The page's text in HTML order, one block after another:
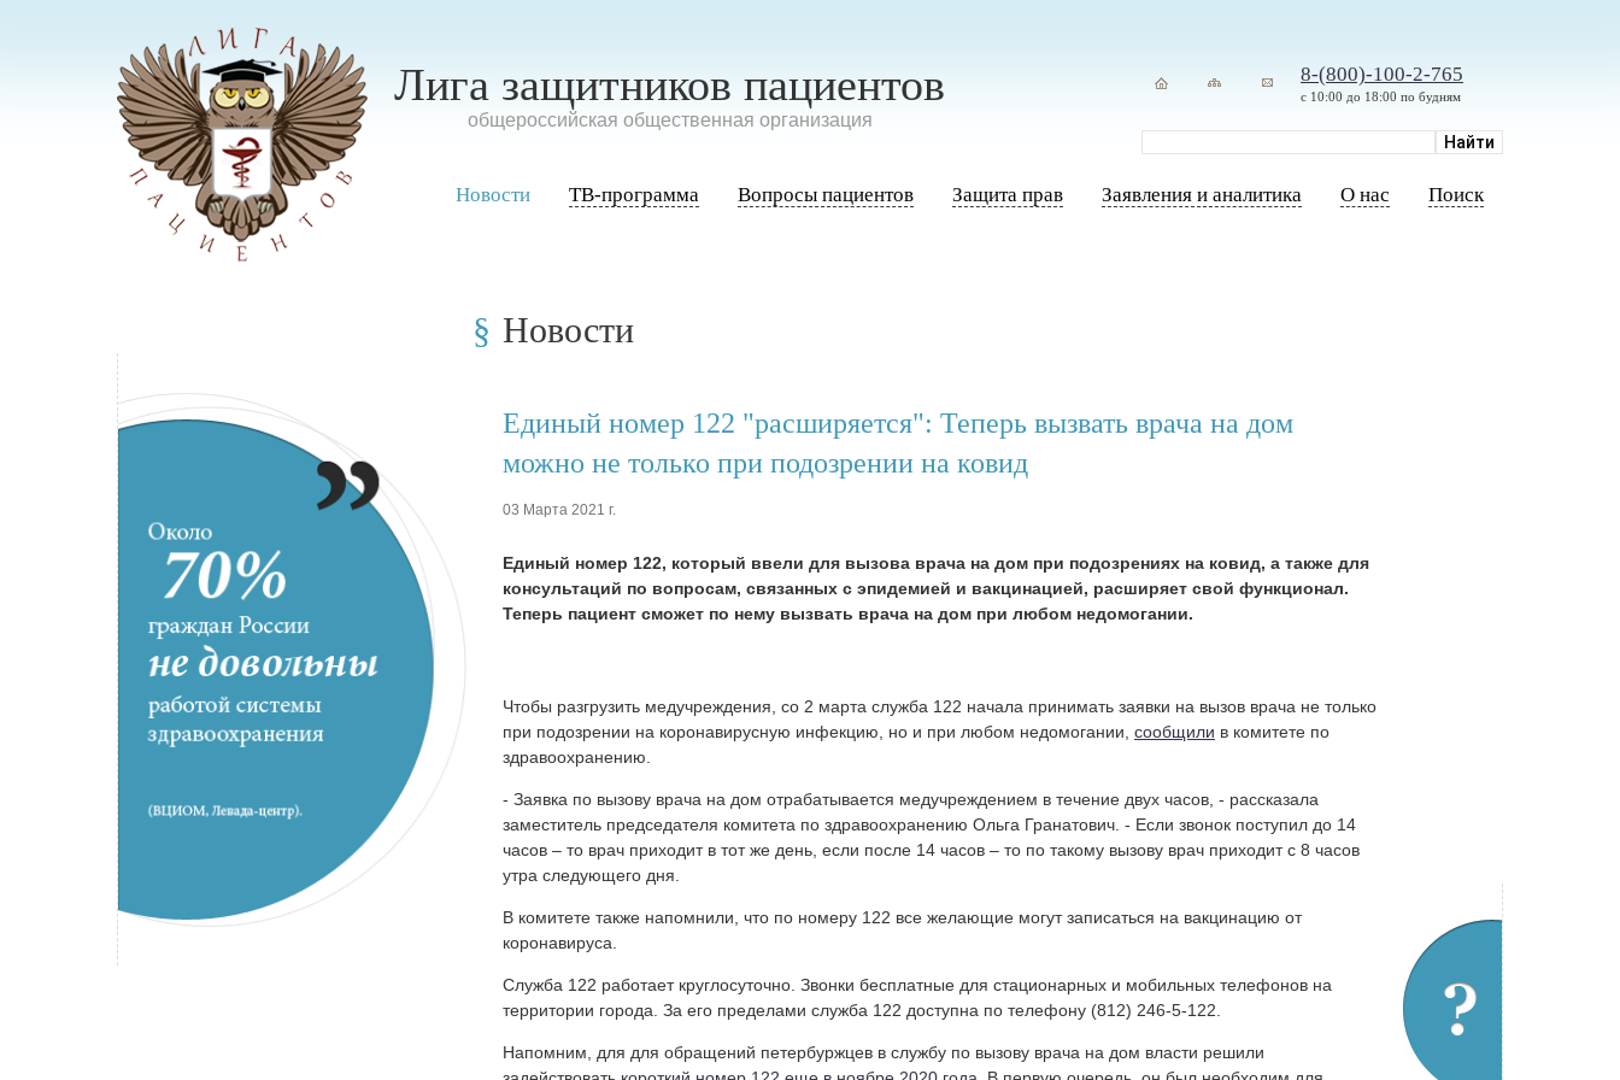
Лига защитников пациентов
oбщероссийская общественная организация
8-(800)-100-2-765
с 10:00 до 18:00 по будням
Новости ТВ-программа Вопросы пациентов Защита прав Заявления и аналитика О нас Поиск
Новости
Единый номер 122 "расширяется": Теперь вызвать врача на дом
можно не только при подозрении на ковид
03 Марта 2021 г.
Единый номер 122, который ввели для вызова врача на дом при подозрениях на ковид, а также для
консультаций по вопросам, связанных с эпидемией и вакцинацией, расширяет свой функционал.
Теперь пациент сможет по нему вызвать врача на дом при любом недомогании.
Чтобы разгрузить медучреждения, со 2 марта служба 122 начала принимать заявки на вызов врача не только
при подозрении на коронавирусную инфекцию, но и при любом недомогании, сообщили в комитете по
здравоохранению.
- Заявка по вызову врача на дом отрабатывается медучреждением в течение двух часов, - рассказала
заместитель председателя комитета по здравоохранению Ольга Гранатович. - Если звонок поступил до 14
часов – то врач приходит в тот же день, если после 14 часов – то по такому вызову врач приходит с 8 часов
утра следующего дня.
В комитете также напомнили, что по номеру 122 все желающие могут записаться на вакцинацию от
коронавируса.
Служба 122 работает круглосуточно. Звонки бесплатные для стационарных и мобильных телефонов на
территории города. За его пределами служба 122 доступна по телефону (812) 246-5-122.
Напомним, для для обращений петербуржцев в службу по вызову врача на дом власти решили